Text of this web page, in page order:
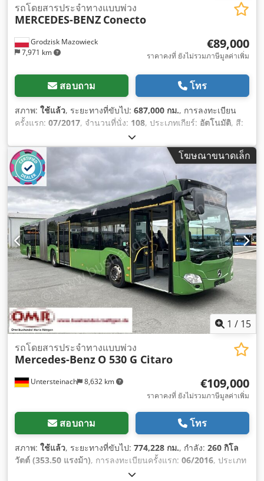
Grodzisk Mazowieck
7,971 km
รถโดยสารประจำทางแบบพ่วง
MERCEDES-BENZ Conecto
€89,000
ราคาคงที่ ยังไม่รวมภาษีมูลค่าเพิ่ม
สอบถาม โทร
สภาพ: ใช้แล้ว, ระยะทางที่ขับไป: 687,000 กม., การลงทะเบียน
ครั้งแรก: 07/2017, จำนวนที่นั่ง: 108, ประเภทเกียร์: อัตโนมัติ, สี:
โฆษณาขนาดเล็ก
1 / 15
Untersteinach 8,632 km
รถโดยสารประจำทางแบบพ่วง
Mercedes-Benz O 530 G Citaro
€109,000
ราคาคงที่ ยังไม่รวมภาษีมูลค่าเพิ่ม
สอบถาม โทร
สภาพ: ใช้แล้ว, ระยะทางที่ขับไป: 774,228 กม., กำลัง: 260 กิโล
วัตต์ (353.50 แรงม้า), การลงทะเบียนครั้งแรก: 06/2016, ประเภท
อัตโนมัติ